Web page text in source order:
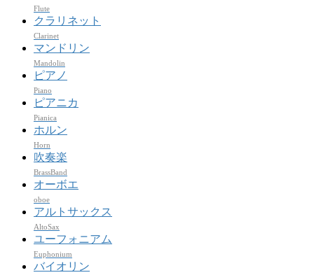
Flute
クラリネット
Clarinet
マンドリン
Mandolin
ピアノ
Piano
ピアニカ
Pianica
ホルン
Horn
吹奏楽
BrassBand
オーボエ
oboe
アルトサックス
AltoSax
ユーフォニアム
Euphonium
バイオリン